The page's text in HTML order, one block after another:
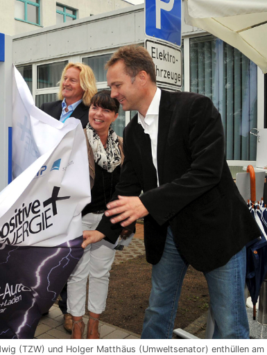
(TZW) und Holger Matthäus (Umweltsenator) enthüllen am